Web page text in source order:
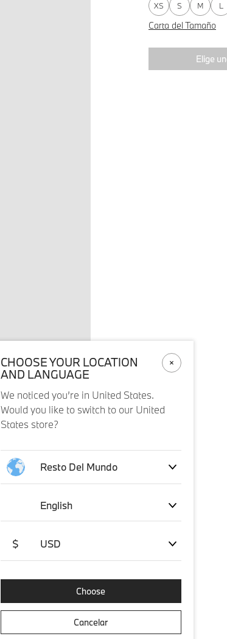
XS S M L
Carta del Tamaño
Elige
Envío y pago
CHOOSE YOUR LOCATION
AND LANGUAGE
We noticed you’re in United States.
Would you like to switch to our United
States store?
Resto Del Mundo
English
$ USD
Choose
Cancelar